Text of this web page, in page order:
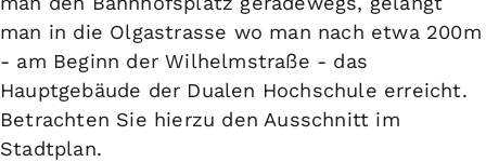
man in die Olgastrasse wo man nach etwa 200m
- am Beginn der Wilhelmstraße - das
Hauptgebäude der Dualen Hochschule erreicht.
Betrachten Sie hierzu den Ausschnitt im
Stadtplan.